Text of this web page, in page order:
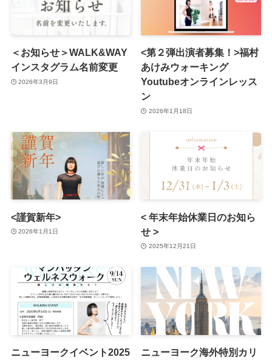
＜お知らせ＞WALK&WAY
インスタグラム名前変更
2026年3月9日
<第２弾出演者募集！>福村
あけみウォーキング
Youtubeオンラインレッス
ン
2026年1月18日
<謹賀新年>
2026年1月1日
< 年末年始休業日のお知ら
せ >
2025年12月21日
ニューヨークイベント2025
ニューヨーク海外特別カリ